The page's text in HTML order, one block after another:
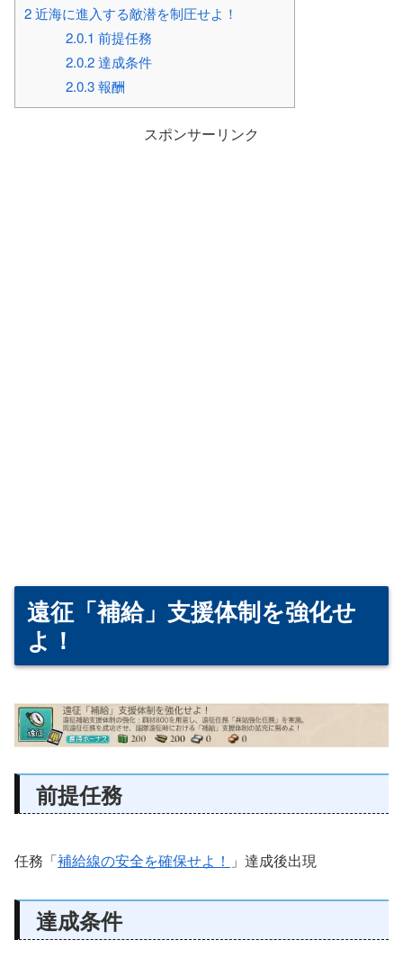
2近海に進入する敵潜を制圧せよ！
2.0.1 前提任務
2.0.2達成条件
2.0.3報酬
スポンサーリンク
遠征「補給」支援体制を強化せ
よ！
前提任務
任務「補給線の安全を確保せよ！ 」達成後出現
達成条件